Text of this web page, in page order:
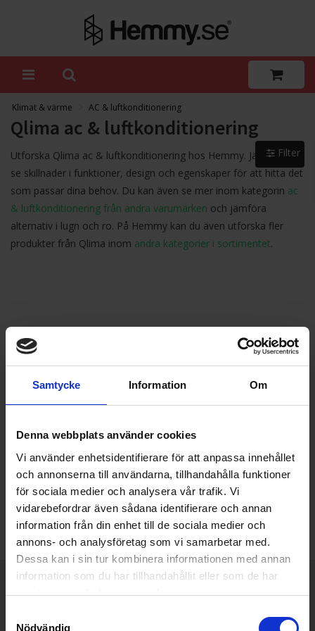
Samtycke Information Om
Denna webbplats använder cookies
Vi använder enhetsidentifierare för att anpassa innehållet
och annonserna till användarna, tillhandahålla funktioner
för sociala medier och analysera vår trafik. Vi
vidarebefordrar även sådana identifierare och annan
information från din enhet till de sociala medier och
annons- och analysföretag som vi samarbetar med.
Dessa kan i sin tur kombinera informationen med annan
information som du har tillhandahållit eller som de har
samlat in när du har använt deras tjänster.
Nödvändig
Klimat & värme AC & luftkonditionering
Qlima ac & luftkonditionering
Utforska Qlima ac & luftkonditionering hos Hemmy. Jämför och
se skillnader i funktioner, design och egenskaper för att hitta det
som passar dina behov. Du kan även se mer inom kategorin ac
& luftkonditionering från andra varumärken och jämföra
alternativ i lugn och ro. På Hemmy kan du även utforska fler
produkter från Qlima inom andra kategorier i sortimentet.
Varumärken du älskar
Snabb leverans från Stockholm
010-330 20 12
Filter